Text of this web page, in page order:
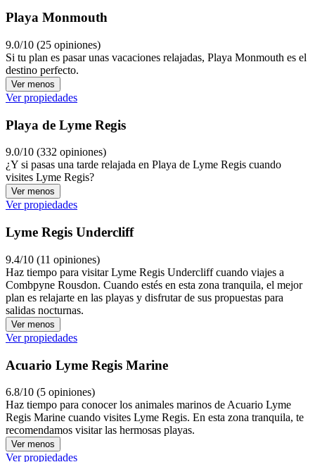
Playa Monmouth
9.0/10 (25 opiniones)
Si tu plan es pasar unas vacaciones relajadas, Playa Monmouth es el
destino perfecto.
Ver menos
Ver propiedades
Playa de Lyme Regis
9.0/10 (332 opiniones)
¿Y si pasas una tarde relajada en Playa de Lyme Regis cuando
visites Lyme Regis?
Ver menos
Ver propiedades
Lyme Regis Undercliff
9.4/10 (11 opiniones)
Haz tiempo para visitar Lyme Regis Undercliff cuando viajes a
Combpyne Rousdon. Cuando estés en esta zona tranquila, el mejor
plan es relajarte en las playas y disfrutar de sus propuestas para
salidas nocturnas.
Ver menos
Ver propiedades
Acuario Lyme Regis Marine
6.8/10 (5 opiniones)
Haz tiempo para conocer los animales marinos de Acuario Lyme
Regis Marine cuando visites Lyme Regis. En esta zona tranquila, te
recomendamos visitar las hermosas playas.
Ver menos
Ver propiedades